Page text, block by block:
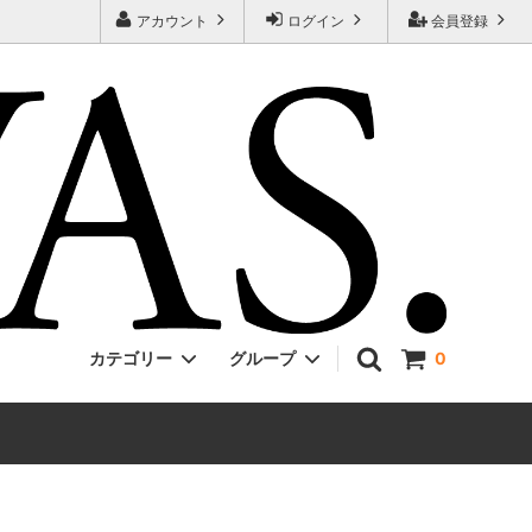
会員登録
ログイン
アカウント
0
カテゴリー グループ